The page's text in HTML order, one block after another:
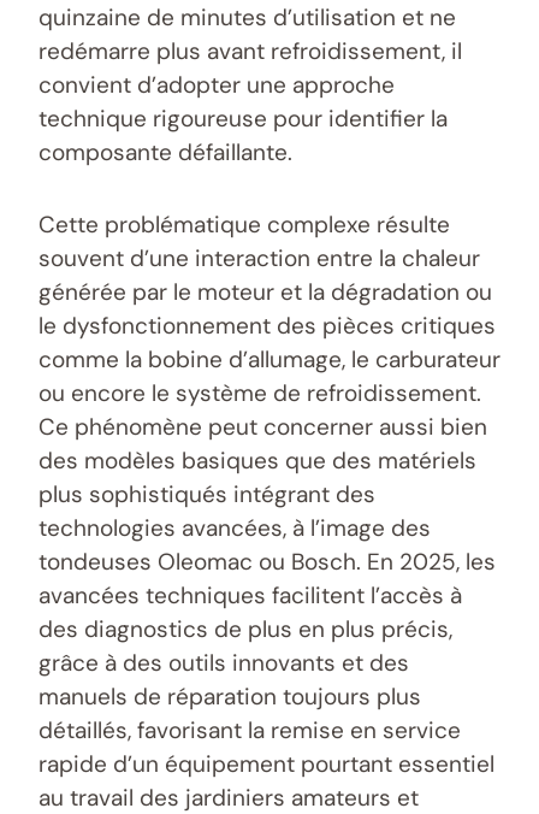
quinzaine de minutes d’utilisation et ne
redémarre plus avant refroidissement, il
convient d’adopter une approche
technique rigoureuse pour identifier la
composante défaillante.
Cette problématique complexe résulte
souvent d’une interaction entre la chaleur
générée par le moteur et la dégradation ou
le dysfonctionnement des pièces critiques
comme la bobine d’allumage, le carburateur
ou encore le système de refroidissement.
Ce phénomène peut concerner aussi bien
des modèles basiques que des matériels
plus sophistiqués intégrant des
technologies avancées, à l’image des
tondeuses Oleomac ou Bosch. En 2025, les
avancées techniques facilitent l’accès à
des diagnostics de plus en plus précis,
grâce à des outils innovants et des
manuels de réparation toujours plus
détaillés, favorisant la remise en service
rapide d’un équipement pourtant essentiel
au travail des jardiniers amateurs et